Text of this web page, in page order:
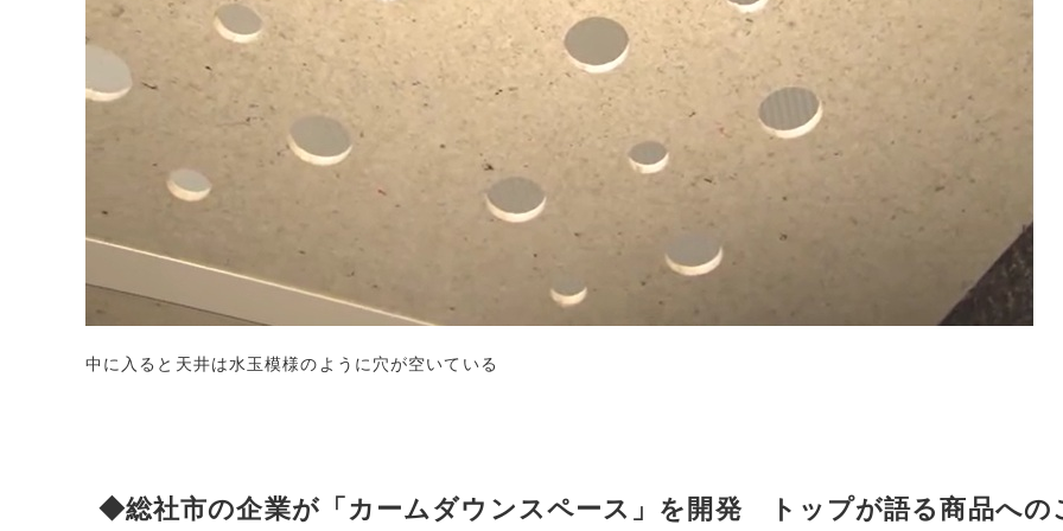
中に入ると天井は水玉模様のように穴が空いている
◆総社市の企業が「カームダウンスペース」を開発 トップが語る商品への